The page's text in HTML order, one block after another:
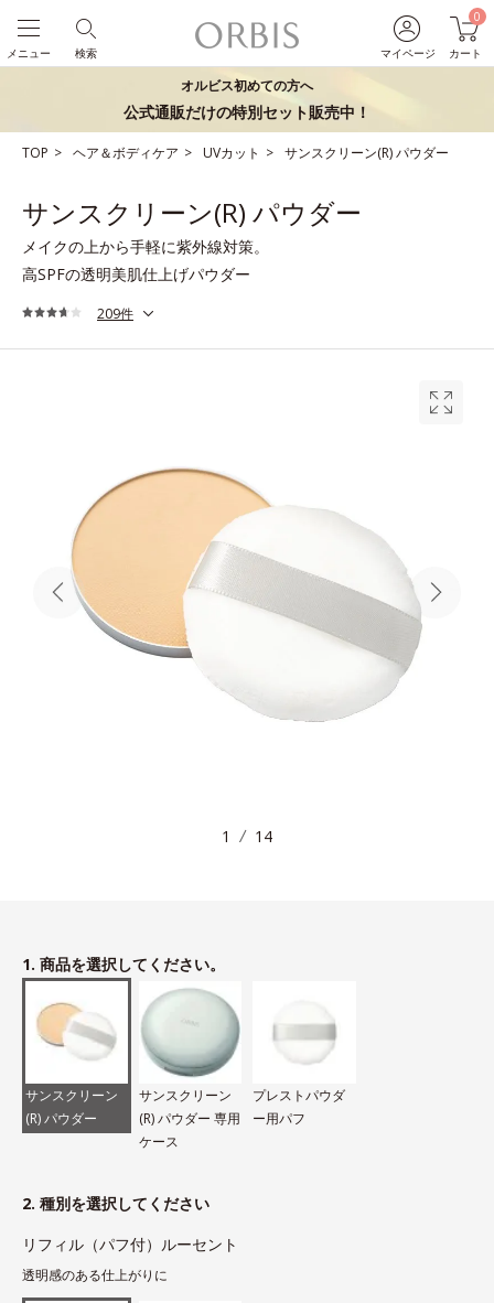
マイページ
0
カート
検索
メニュー
オルビス初めての方へ
公式通販だけの特別セット販売中！
TOP ヘア＆ボディケア UVカット サンスクリーン(R) パウダー
サンスクリーン(R) パウダー
メイクの上から手軽に紫外線対策。
高SPFの透明美肌仕上げパウダー
209件
1 14
1. 商品を選択してください。
サンスクリーン
(R) パウダー
サンスクリーン
(R) パウダー 専用
ケース
プレストパウダ
ー用パフ
2. 種別を選択してください
リフィル（パフ付）ルーセント
透明感のある仕上がりに